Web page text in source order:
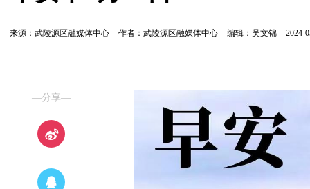
来源：武陵源区融媒体中心 作者：武陵源区融媒体中心 编辑：吴文锦 2024-
—分享—